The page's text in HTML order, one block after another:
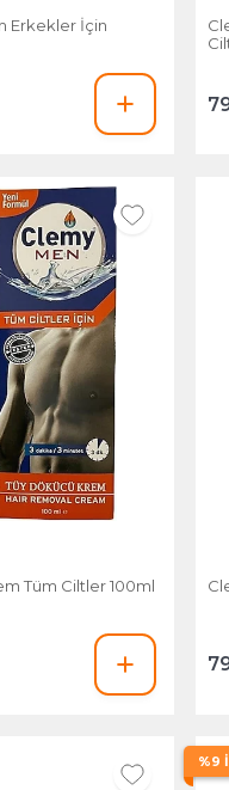
Erkekler İçin
Tüm Ciltler 100ml
%9